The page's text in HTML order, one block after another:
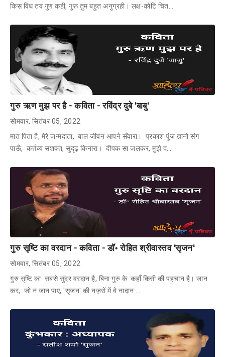
किस विध तव गुण कही, गुरू तुम बहुत अनुग्रही। लक्ष-कोटि चित…
गुरु ऋण मुझ पर है - कविता - रविंद्र दुबे 'बाबु'
सोमवार, सितंबर 05, 2022
मात पिता है, मेरे जन्मदाता, बाल जीवन आपने सँवारा। प्रकाश पुंज ज्ञानो संग
पाऊँ, कर्त्तव्य सशक्त, सुदृढ़ किनारा। दीपक सा जलकर, मुझे द…
गुरु सृष्टि का वरदान - कविता - डॉ॰ रोहित श्रीवास्तव 'सृजन'
सोमवार, सितंबर 05, 2022
गुरु सृष्टि का सबसे सुंदर वरदान है, बिना गुरु के कहाँ किसी की पहचान है। जान
कर, जो न जान पाए, 'सृजन' की नज़रों में वे नादान …